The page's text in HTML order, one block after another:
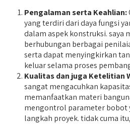
Pengalaman serta Keahlian:
yang terdiri dari daya fungsi
dalam aspek konstruksi. saya
berhubungan berbagai
serta dapat menyingkirkan
keluar selama proses
Kualitas dan juga Ketelitian
sangat mengacuhkan
memanfaatkan materi
mengontrol parameter bobot
langkah proyek. tidak cuma